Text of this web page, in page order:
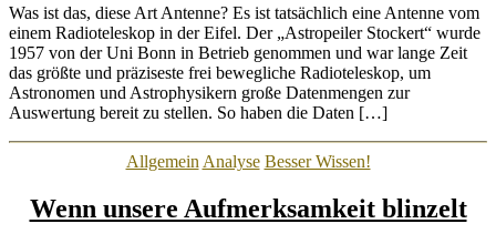
Eifel
Was ist das, diese Art Antenne? Es ist tatsächlich eine Antenne vom
einem Radioteleskop in der Eifel. Der „Astropeiler Stockert“ wurde
1957 von der Uni Bonn in Betrieb genommen und war lange Zeit
das größte und präziseste frei bewegliche Radioteleskop, um
Astronomen und Astrophysikern große Datenmengen zur
Auswertung bereit zu stellen. So haben die Daten […]
Kategorien
Allgemein Analyse Besser Wissen!
Wenn unsere Aufmerksamkeit blinzelt